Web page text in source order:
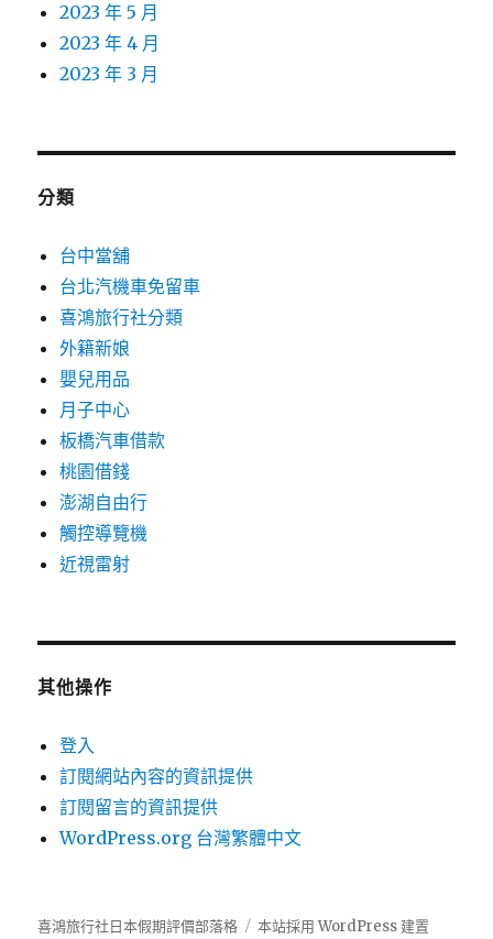
2023 年 5 月
2023 年 4 月
2023 年 3 月
分類
台中當舖
台北汽機車免留車
喜鴻旅行社分類
外籍新娘
嬰兒用品
月子中心
板橋汽車借款
桃園借錢
澎湖自由行
觸控導覽機
近視雷射
其他操作
登入
訂閱網站內容的資訊提供
訂閱留言的資訊提供
WordPress.org 台灣繁體中文
喜鴻旅行社日本假期評價部落格 本站採用 WordPress 建置